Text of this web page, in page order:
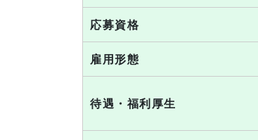
応募資格
雇用形態
待遇・福利厚生